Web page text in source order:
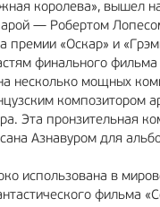
королева», вышел
— Робертом
премии «Оскар» и
финального фильма
несколько мощных
композитором
Эта пронзительная
Азнавуром для
использована в
фильма